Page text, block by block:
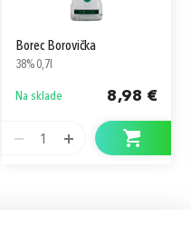
Borec Borovička
38% 0,7l
Na sklade 8,98 €
1